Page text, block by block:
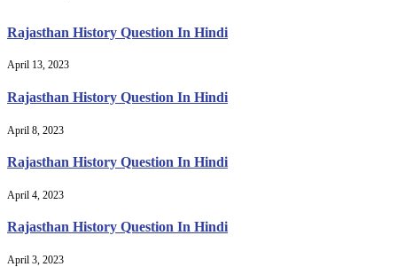
Rajasthan History Question In Hindi
April 13, 2023
Rajasthan History Question In Hindi
April 8, 2023
Rajasthan History Question In Hindi
April 4, 2023
Rajasthan History Question In Hindi
April 3, 2023